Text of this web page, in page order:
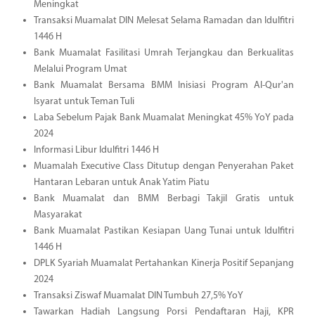
Meningkat
Transaksi Muamalat DIN Melesat Selama Ramadan dan Idulfitri
1446 H
Bank Muamalat Fasilitasi Umrah Terjangkau dan Berkualitas
Melalui Program Umat
Bank Muamalat Bersama BMM Inisiasi Program Al-Qur'an
Isyarat untuk Teman Tuli
Laba Sebelum Pajak Bank Muamalat Meningkat 45% YoY pada
2024
Informasi Libur Idulfitri 1446 H
Muamalah Executive Class Ditutup dengan Penyerahan Paket
Hantaran Lebaran untuk Anak Yatim Piatu
Bank Muamalat dan BMM Berbagi Takjil Gratis untuk
Masyarakat
Bank Muamalat Pastikan Kesiapan Uang Tunai untuk Idulfitri
1446 H
DPLK Syariah Muamalat Pertahankan Kinerja Positif Sepanjang
2024
Transaksi Ziswaf Muamalat DIN Tumbuh 27,5% YoY
Tawarkan Hadiah Langsung Porsi Pendaftaran Haji, KPR